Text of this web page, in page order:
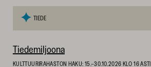
TIEDE
Tiedemiljoona
KULTTUURIRAHASTON HAKU: 15.–30.10.2026 KLO 16 ASTI